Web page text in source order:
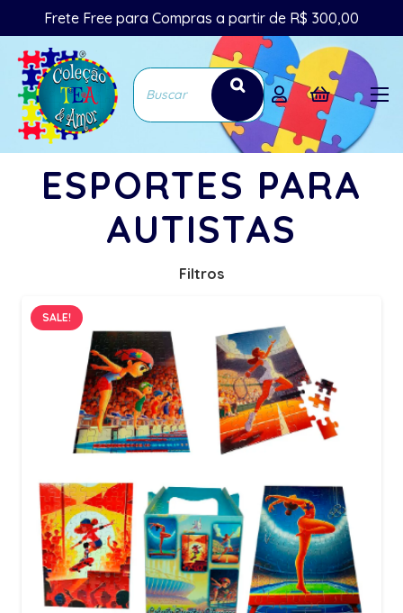
Frete Free para Compras a partir de R$ 300,00
ESPORTES PARA
AUTISTAS
Filtros
SALE!